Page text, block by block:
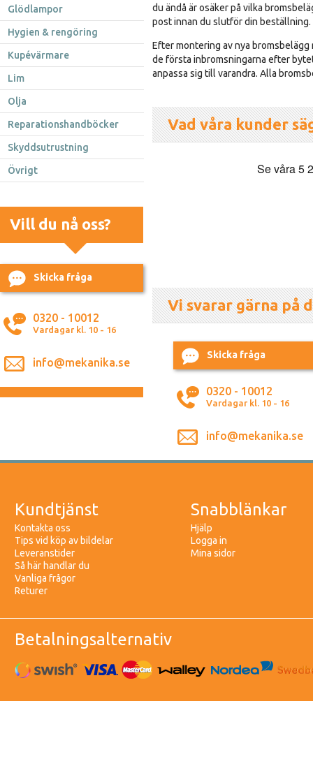
Glödlampor
Hygien & rengöring
Kupévärmare
Lim
Olja
Reparationshandböcker
Skyddsutrustning
Övrigt
Vill du nå oss?
Skicka fråga
0320 - 10012
Vardagar kl. 10 - 16
info@mekanika.se
du ändå är osäker på vilka
post innan du slutför din beställning.
Efter montering av nya
de första inbromsningarna efter
anpassa sig till varandra. Alla
Vad våra kunder
Vi svarar gärna på
Skicka fråga
0320 - 10012
Vardagar kl. 10 - 16
info@mekanika.se
Kundtjänst
Kontakta oss
Tips vid köp av bildelar
Leveranstider
Så här handlar du
Vanliga frågor
Returer
Snabblänkar
Hjälp
Logga in
Mina sidor
Betalningsalternativ